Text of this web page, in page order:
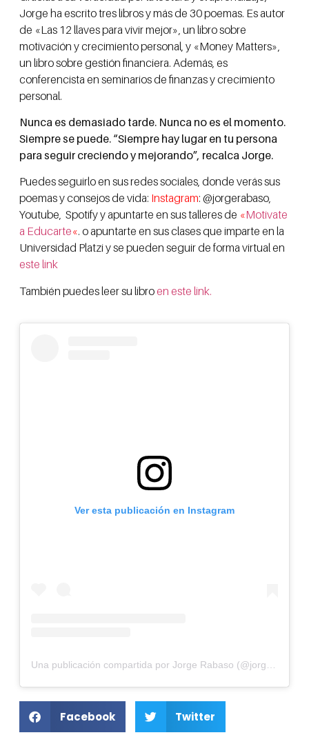
Jorge ha escrito tres libros y más de 30 poemas. Es autor
de «Las 12 llaves para vivir mejor», un libro sobre
motivación y crecimiento personal, y «Money Matters»,
un libro sobre gestión financiera. Además, es
conferencista en seminarios de finanzas y crecimiento
personal.
Nunca es demasiado tarde. Nunca no es el momento.
Siempre se puede. “Siempre hay lugar en tu persona
para seguir creciendo y mejorando”, recalca Jorge.
Puedes seguirlo en sus redes sociales, donde verás sus
poemas y consejos de vida: Instagram: @jorgerabaso,
Youtube, Spotify yapuntarte en sus talleres de «Motivate
a Educarte«. o apuntarte en sus clases que imparte en la
Universidad Platzi y se pueden seguir de forma virtual en
este link
También puedes leer su libroen este link.
Ver esta publicación en Instagram
Una publicación compartida por Jorge Rabaso (@jorgerabaso)
Facebook Twitter